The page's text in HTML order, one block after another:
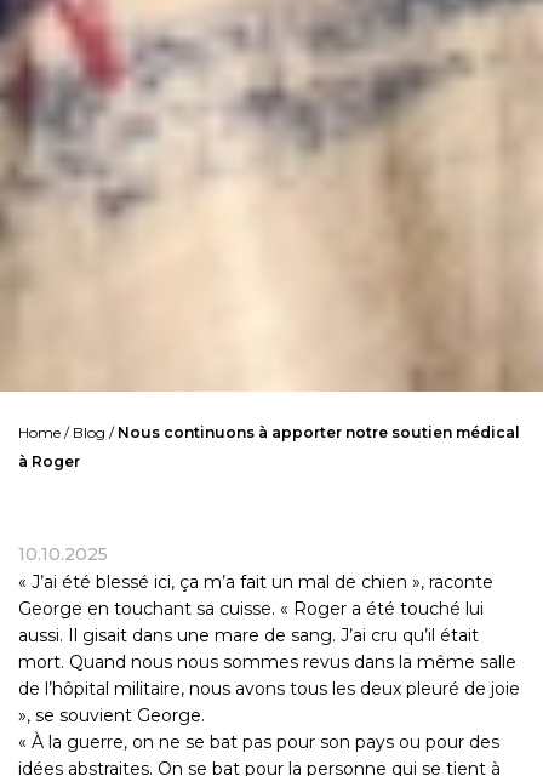
Home / Blog / Nous continuons à apporter notre soutien médical
à Roger
10.10.2025
« J’ai été blessé ici, ça m’a fait un mal de chien », raconte
George en touchant sa cuisse. « Roger a été touché lui
aussi. Il gisait dans une mare de sang. J’ai cru qu’il était
mort. Quand nous nous sommes revus dans la même salle
de l’hôpital militaire, nous avons tous les deux pleuré de joie
», se souvient George.
« À la guerre, on ne se bat pas pour son pays ou pour des
idées abstraites. On se bat pour la personne qui se tient à